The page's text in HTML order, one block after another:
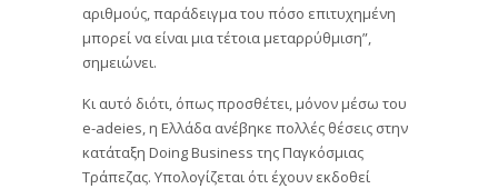
αριθμούς, παράδειγμα του πόσο επιτυχημένη
μπορεί να είναι μια τέτοια μεταρρύθμιση”,
σημειώνει.
Κι αυτό διότι, όπως προσθέτει, μόνον μέσω του
e-adeies, η Ελλάδα ανέβηκε πολλές θέσεις στην
κατάταξη Doing Business της Παγκόσμιας
Τράπεζας. Υπολογίζεται ότι έχουν εκδοθεί